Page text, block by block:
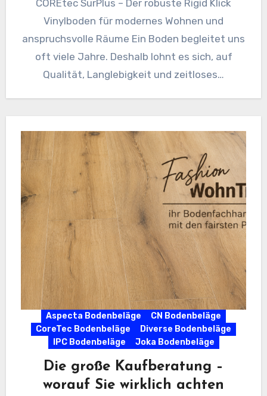
COREtec SurPlus – Der robuste Rigid Klick
Vinylboden für modernes Wohnen und
anspruchsvolle Räume Ein Boden begleitet uns
oft viele Jahre. Deshalb lohnt es sich, auf
Qualität, Langlebigkeit und zeitloses…
Aspecta Bodenbeläge
CN Bodenbeläge
CoreTec Bodenbeläge
Diverse Bodenbeläge
IPC Bodenbeläge
Joka Bodenbeläge
Die große Kaufberatung –
worauf Sie wirklich achten